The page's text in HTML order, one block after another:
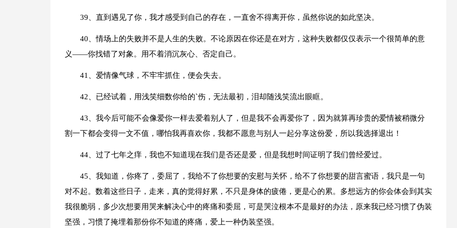
39、直到遇见了你，我才感受到自己的存在，一直舍不得离开你，虽然你说的如此坚决。
40、情场上的失败并不是人生的失败。不论原因在你还是在对方，这种失败都仅仅表示一个很简单的意
义——你找错了对象。用不着消沉灰心、否定自己。
41、爱情像气球，不牢牢抓住，便会失去。
42、已经试着，用浅笑细数你给的`伤，无法最初，泪却随浅笑流出眼眶。
43、我今后可能不会像爱你一样去爱着别人了，但是我不会再爱你了，因为就算再珍贵的爱情被稍微分
割一下都会变得一文不值，哪怕我再喜欢你，我都不愿意与别人一起分享这份爱，所以我选择退出！
44、过了七年之痒，我也不知道现在我们是否还是爱，但是我想时间证明了我们曾经爱过。
45、我知道，你疼了，委屈了，我给不了你想要的安慰与关怀，给不了你想要的甜言蜜语，我只是一句
对不起。数着这些日子，走来，真的觉得好累，不只是身体的疲倦，更是心的累。多想远方的你会体会到其实
我很脆弱，多少次想要用哭来解决心中的疼痛和委屈，可是哭泣根本不是最好的办法，原来我已经习惯了伪装
坚强，习惯了掩埋着那份你不知道的疼痛，爱上一种伪装坚强。